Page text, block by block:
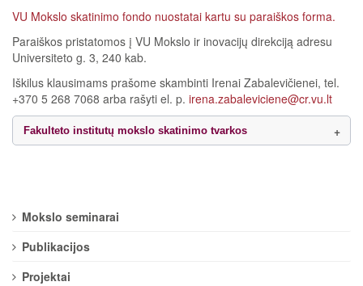
VU Mokslo skatinimo fondo nuostatai kartu su paraiškos forma.
Paraiškos pristatomos į VU Mokslo ir inovacijų direkciją adresu
Universiteto g. 3, 240 kab.
Iškilus klausimams prašome skambinti Irenai Zabalevičienei, tel.
+370 5 268 7068 arba rašyti el. p. irena.zabaleviciene@cr.vu.lt
Fakulteto institutų mokslo skatinimo tvarkos
Mokslo seminarai
Publikacijos
Projektai